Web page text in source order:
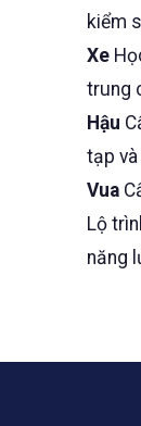
kiểm
Xe
trung
Hậu
tạp
Vua
Lộ
năng